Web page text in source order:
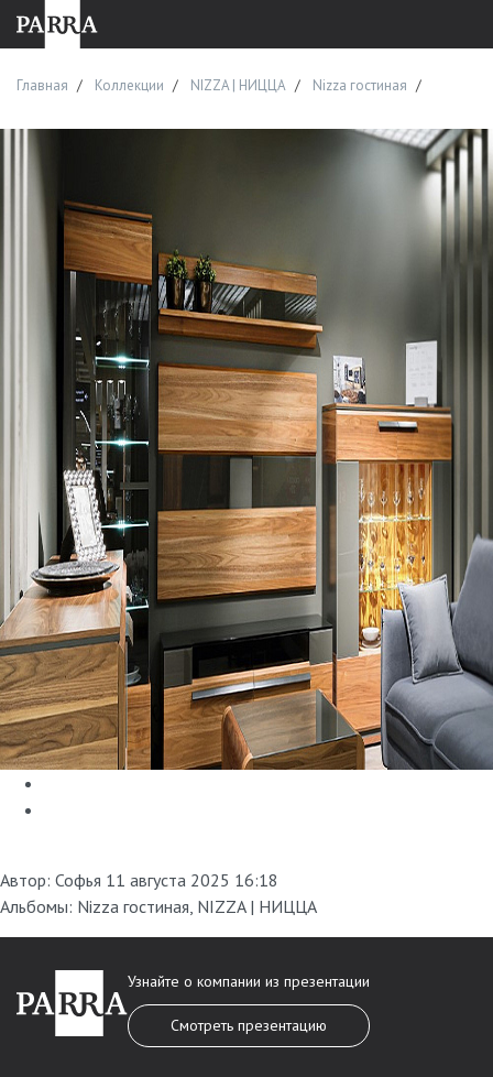
Главная Коллекции NIZZA | НИЦЦА Nizza гостиная
Автор: Софья 11 августа 2025 16:18
Альбомы: Nizza гостиная, NIZZA | НИЦЦА
Узнайте о компании из презентации
Смотреть презентацию